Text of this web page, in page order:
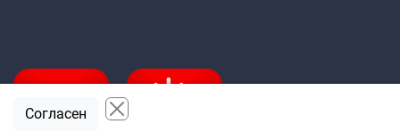
Согласен